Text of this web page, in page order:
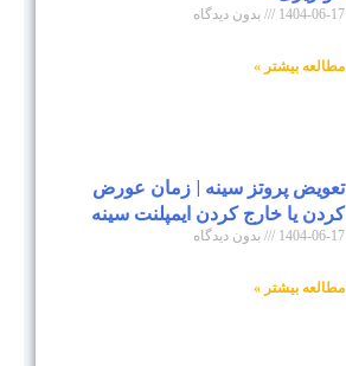
1404-06-17 بدون دیدگاه
مطالعه بیشتر »
تعویض پروتز سینه | زمان عورض
کردن یا خارج کردن ایمپلنت سینه
1404-06-17 بدون دیدگاه
مطالعه بیشتر »